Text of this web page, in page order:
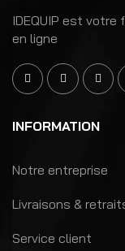
IDEQUIP est
en ligne
INFORMATION
Notre entreprise
Livraisons &
Service client